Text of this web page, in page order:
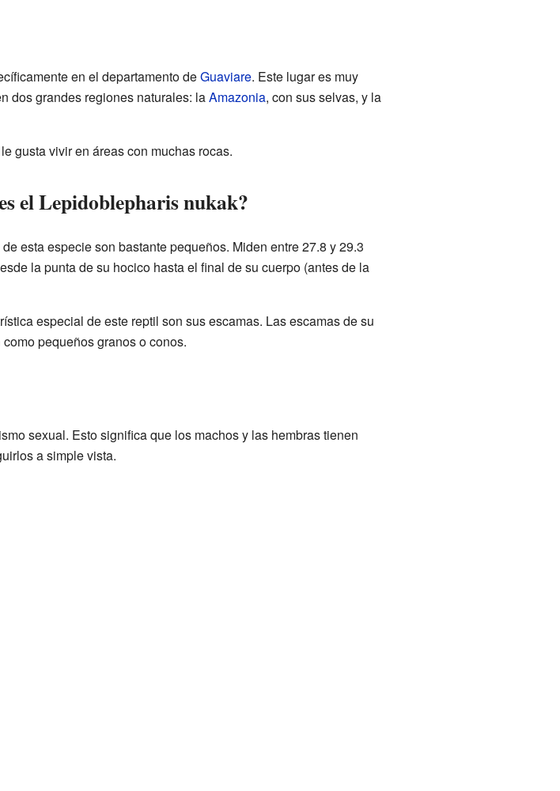
en el departamento deGuaviare. Este lugar es muy
dos grandes regiones naturales: laAmazonia, con sus selvas, y la
gusta vivir en áreas con muchas rocas.
el Lepidoblepharis nukak?
esta especie son bastante pequeños. Miden entre 27.8 y 29.3
la punta de su hocico hasta el final de su cuerpo (antes de la
especial de este reptil son sus escamas. Las escamas de su
pequeños granos o conos.
sexual. Esto significa que los machos y las hembras tienen
a simple vista.